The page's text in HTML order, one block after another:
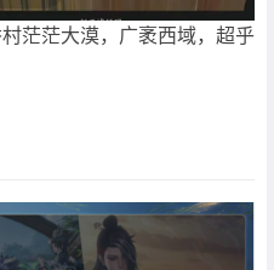
茫茫大漠，广袤西域，超乎